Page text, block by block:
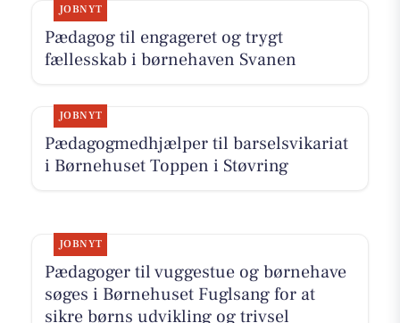
JOBNYT
Pædagog til engageret og trygt
fællesskab i børnehaven Svanen
JOBNYT
Pædagogmedhjælper til barselsvikariat
i Børnehuset Toppen i Støvring
JOBNYT
Pædagoger til vuggestue og børnehave
søges i Børnehuset Fuglsang for at
sikre børns udvikling og trivsel